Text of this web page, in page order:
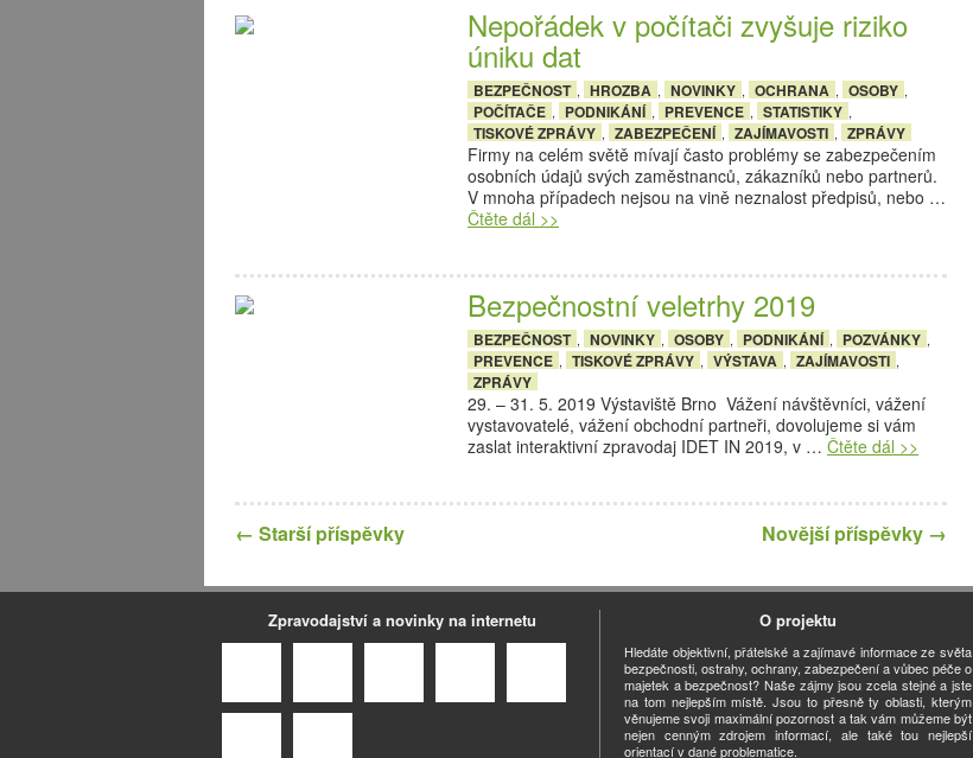
Nepořádek v počítači zvyšuje riziko
úniku dat
BEZPEČNOST , HROZBA , NOVINKY , OCHRANA , OSOBY ,
POČÍTAČE , PODNIKÁNÍ , PREVENCE , STATISTIKY ,
TISKOVÉ ZPRÁVY , ZABEZPEČENÍ , ZAJÍMAVOSTI , ZPRÁVY
Firmy na celém světě mívají často problémy se zabezpečením
osobních údajů svých zaměstnanců, zákazníků nebo partnerů.
V mnoha případech nejsou na vině neznalost předpisů, nebo …
Čtěte dál >>
Bezpečnostní veletrhy 2019
BEZPEČNOST , NOVINKY , OSOBY , PODNIKÁNÍ , POZVÁNKY ,
PREVENCE , TISKOVÉ ZPRÁVY , VÝSTAVA , ZAJÍMAVOSTI ,
ZPRÁVY
29. – 31. 5. 2019 Výstaviště Brno Vážení návštěvníci, vážení
vystavovatelé, vážení obchodní partneři, dovolujeme si vám
zaslat interaktivní zpravodaj IDET IN 2019, v … Čtěte dál >>
← Starší příspěvky Novější příspěvky →
Zpravodajství a novinky na internetu O projektu
Hledáte objektivní, přátelské a zajímavé informace ze světa
bezpečnosti, ostrahy, ochrany, zabezpečení a vůbec péče o
majetek a bezpečnost? Naše zájmy jsou zcela stejné a jste
na tom nejlepším místě. Jsou to přesně ty oblasti, kterým
věnujeme svoji maximální pozornost a tak vám můžeme být
nejen cenným zdrojem informací, ale také tou nejlepší
orientací v dané problematice.